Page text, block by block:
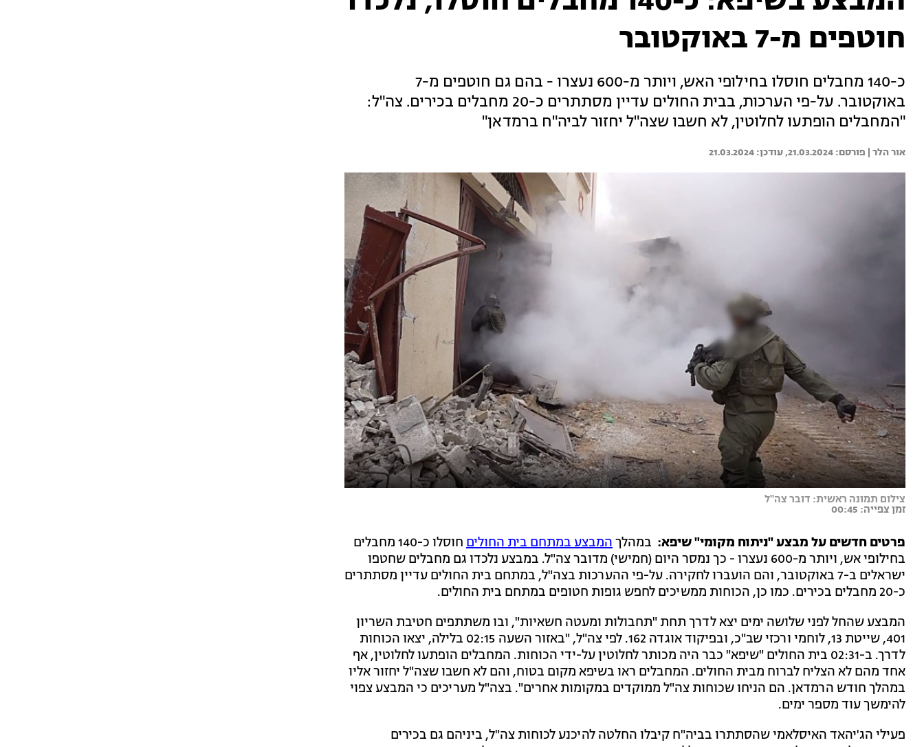
חוטפים מ-7 באוקטובר
כ-140 מחבלים חוסלו בחילופי האש, ויותר מ-600 נעצרו - בהם גם חוטפים מ-7
באוקטובר. על-פי הערכות, בבית החולים עדיין מסתתרים כ-20 מחבלים בכירים. צה"ל:
"המחבלים הופתעו לחלוטין, לא חשבו שצה"ל יחזור לביה"ח ברמדאן"
אור הלר | 21.03.2024
21.03.2024
צילום תמונה ראשית: דובר צה"ל
זמן צפייה: 00:45
פרטים חדשים על מבצע "ניתוח מקומי" שיפא: במהלךהמבצע במתחם בית החולים
חוסלו כ-140 מחבלים
בחילופי אש, ויותר מ-600 נעצרו - כך נמסר היום (חמישי) מדובר צה"ל. במבצע נלכדו גם מחבלים שחטפו
ישראלים ב-7 באוקטובר, והם הועברו לחקירה. על-פי ההערכות בצה"ל, במתחם בית החולים עדיין מסתתרים
כ-20 מחבלים בכירים. כמו כן, הכוחות ממשיכים לחפש גופות חטופים במתחם בית החולים.
המבצע שהחל לפני שלושה ימים יצא לדרך תחת "תחבולות ומעטה חשאיות", ובו משתתפים חטיבת השריון
401, שייטת 13, לוחמי ורכזי שב"כ, ובפיקוד אוגדה 162. לפי צה"ל, "באזור השעה 02:15 בלילה, יצאו הכוחות
לדרך. ב-02:31 בית החולים "שיפא" כבר היה מכותר לחלוטין על-ידי הכוחות. המחבלים הופתעו לחלוטין, אף
אחד מהם לא הצליח לברוח מבית החולים. המחבלים ראו בשיפא מקום בטוח, והם לא חשבו שצה"ל יחזור אליו
במהלך חודש הרמדאן. הם הניחו שכוחות צה"ל ממוקדים במקומות אחרים". בצה"ל מעריכים כי המבצע צפוי
להימשך עוד מספר ימים.
פעילי הג'יהאד האיסלאמי שהסתתרו בביה"ח קיבלו החלטה להיכנע לכוחות צה"ל, ביניהם גם בכירים